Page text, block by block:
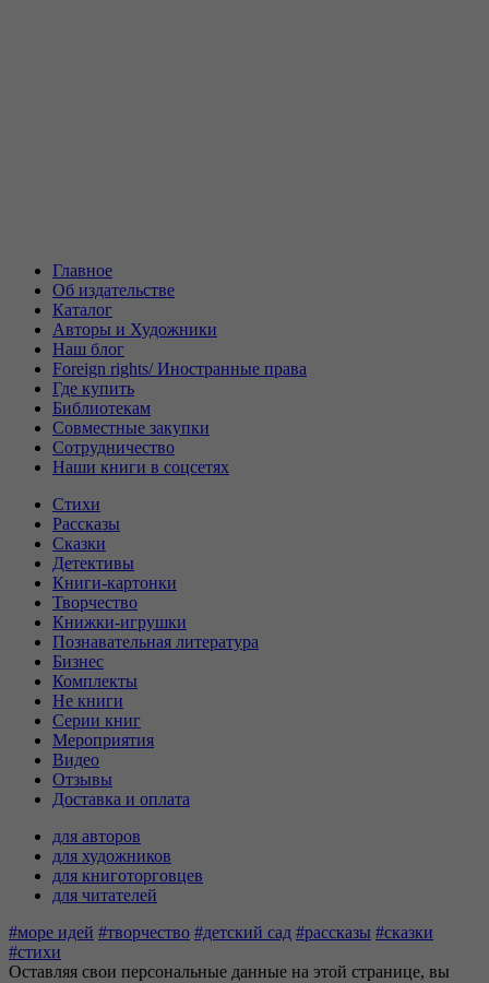
Главное
Об издательстве
Каталог
Авторы и Художники
Наш блог
Foreign rights/ Иностранные права
Где купить
Библиотекам
Совместные закупки
Сотрудничество
Наши книги в соцсетях
Стихи
Рассказы
Сказки
Детективы
Книги-картонки
Творчество
Книжки-игрушки
Познавательная литература
Бизнес
Комплекты
Не книги
Серии книг
Мероприятия
Видео
Отзывы
Доставка и оплата
для авторов
для художников
для книготорговцев
для читателей
#море идей #творчество #детский сад #рассказы #сказки
#стихи
Оставляя свои персональные данные на этой странице, вы